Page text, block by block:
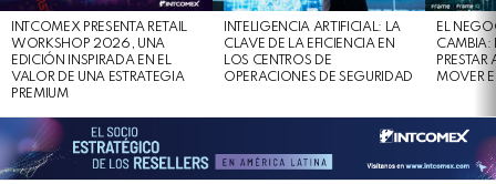
INTCOMEX PRESENTA RETAIL
WORKSHOP 2026, UNA
EDICIÓN INSPIRADA EN EL
VALOR DE UNA ESTRATEGIA
PREMIUM
INTELIGENCIA ARTIFICIAL: LA
CLAVE DE LA EFICIENCIA EN
LOS CENTROS DE
OPERACIONES DE SEGURIDAD
EL
CAMBIA:
MOVER